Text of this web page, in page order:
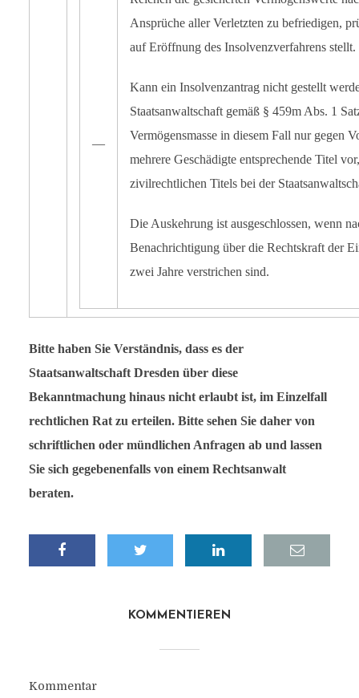
―
Ansprüche aller Verletzten zu befriedigen,
auf Eröffnung des Insolvenzverfahrens stellt.
Kann ein Insolvenzantrag nicht gestellt
Staatsanwaltschaft gemäß § 459m Abs. 1
Vermögensmasse in diesem Fall nur gegen
mehrere Geschädigte entsprechende Titel
zivilrechtlichen Titels bei der
Die Auskehrung ist ausgeschlossen, wenn
Benachrichtigung über die Rechtskraft der
zwei Jahre verstrichen sind.
Bitte haben Sie Verständnis, dass es der
Staatsanwaltschaft Dresden über diese
Bekanntmachung hinaus nicht erlaubt ist, im Einzelfall
rechtlichen Rat zu erteilen. Bitte sehen Sie daher von
schriftlichen oder mündlichen Anfragen ab und lassen
Sie sich gegebenenfalls von einem Rechtsanwalt
beraten.
KOMMENTIEREN
Kommentar